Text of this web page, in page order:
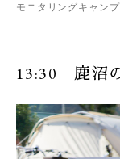
モニタリングキャン
13:30 鹿沼